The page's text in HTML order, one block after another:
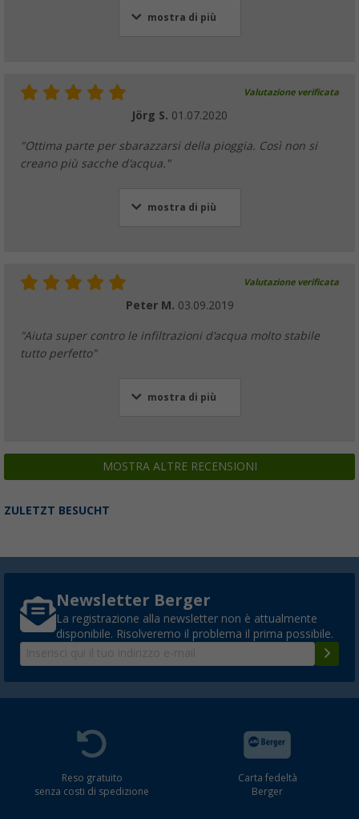
mostra di più
Valutazione verificata
Jörg S. 01.07.2020
"Ottima parte per sbarazzarsi della pioggia. Così non si
creano più sacche d'acqua."
mostra di più
Valutazione verificata
Peter M. 03.09.2019
"Aiuta super contro le infiltrazioni d'acqua molto stabile
tutto perfetto"
mostra di più
MOSTRA ALTRE RECENSIONI
ZULETZT BESUCHT
Newsletter Berger
La registrazione alla newsletter non è attualmente
disponibile. Risolveremo il problema il prima possibile.
Reso gratuito
senza costi di spedizione
Carta fedeltà
Berger